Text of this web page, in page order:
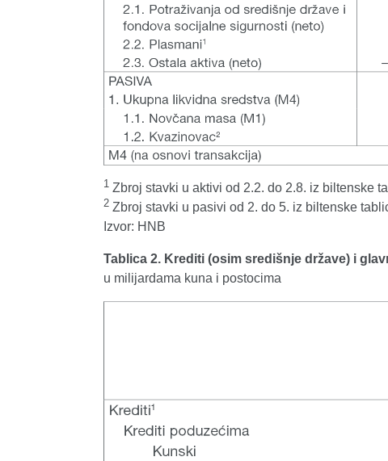
1 Zbroj stavki u aktivi od 2.2. do 2.8. iz biltenske
2 Zbroj stavki u pasivi od 2. do 5. iz biltenske
Izvor: HNB
Tablica 2. Krediti (osim središnje države) i
u milijardama kuna i postocima